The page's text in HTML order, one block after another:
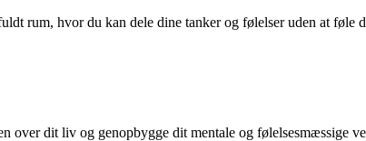
rum, hvor du kan dele dine tanker og følelser uden at føle
over dit liv og genopbygge dit mentale og følelsesmæssige